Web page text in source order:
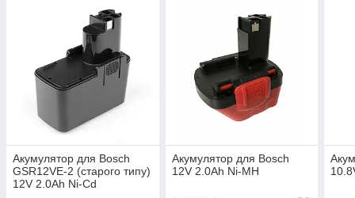
Акумулятор для Bosch
GSR12VE-2 (старого типу)
12V 2.0Ah Ni-Cd
Акумулятор для Bosch
12V 2.0Ah Ni-MH